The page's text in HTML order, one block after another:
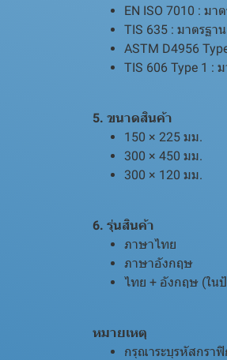
EN ISO 7010 : ม
TIS 635 : มาตรฐ
ASTM D4956
TIS 606 Type 1 :
5. ขนาดสินค้า
150 × 225 มม.
300 × 450 มม.
300 × 120 มม.
6. รุ่นสินค้า
ภาษาไทย
ภาษาอังกฤษ
ไทย + อังกฤษ (ใน
หมายเหตุ
กรุณาระบุรหัสกรา